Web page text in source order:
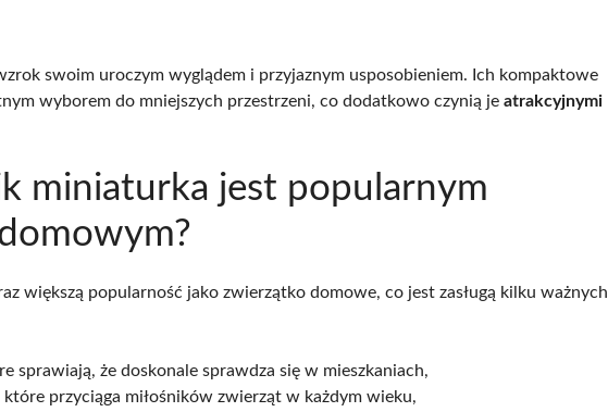
swoim uroczym wyglądem i przyjaznym usposobieniem. Ich kompaktowe
wyborem do mniejszych przestrzeni, co dodatkowo czynią je atrakcyjnymi
miniaturka jest popularnym
większą popularność jako zwierzątko domowe, co jest zasługą kilku ważnych
sprawiają, że doskonale sprawdza się w mieszkaniach,
które przyciąga miłośników zwierząt w każdym wieku,